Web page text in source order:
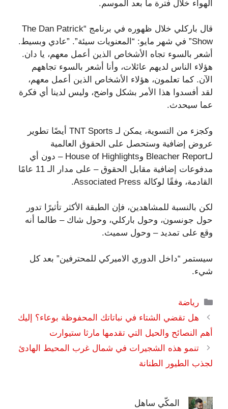
الهواء خلال فترة ما بعد الموسم.
قال باركلي خلال ظهوره في برنامج “The Dan Patrick
Show” في شهر مايو: “المعنويات سيئة”. ”عادي وبسيط.
أشعر بالسوء تجاه الأشخاص الذين أعمل معهم، يا دان.
هؤلاء الناس لديهم عائلات، وأنا أشعر بالسوء تجاههم
الآن. كما تعلمون، هؤلاء الأشخاص الذين أعمل معهم،
لقد أفسدوا هذا الأمر بشكل واضح، وليس لدينا أي فكرة
عما سيحدث.
وكجزء من التسوية، يمكن لـ TNT Sports أيضًا تطوير
عروض إضافية وستحصل على الحقوق العالمية
لـBleacher Report وHouse of Highlights – دون أي
مدفوعات إضافية مقابل الحقوق – على مدار الـ 11 عامًا
القادمة، وفقًا لوكالة Associated Press.
لكن بالنسبة للمشاهدين، فإن الطبقة الأكثر تأثيرًا تدور
حول جونسون، وحول باركلي، وحول شاك – طالما أنه
وقع على تمديد – وحول سميث.
سيستمر “داخل الدوري الاميركي للمحترفين” بعد كل
شيء.
التصنيفات
رياضة
هل تقضي الشتاء في نباتاتك المحفوظة بوعاء؟ إليك
أهم النصائح والحيل التي تقدمها مارثا ستيوارت
تنمو هذه الشجيرات في شمال غرب المحيط الهادئ
لجذب الطيور الطنانة
المكّي ساهل